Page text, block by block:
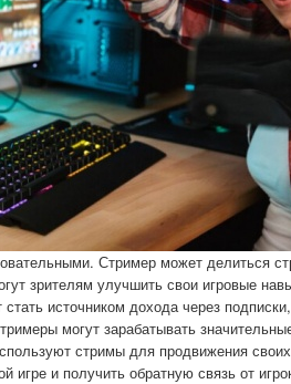
Стример может делиться
зрителям улучшить свои игровые
источником дохода через
могут зарабатывать
стримы для продвижения
игре и получить обратную связь от